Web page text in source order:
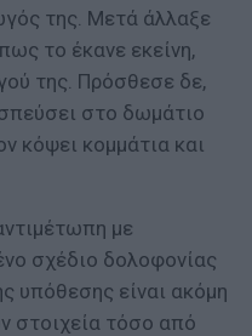
της. Μετά άλλαξε
το έκανε εκείνη,
της. Πρόσθεσε δε,
στο δωμάτιο
κόψει κομμάτια και
με
σχέδιο δολοφονίας
υπόθεσης είναι ακόμη
στοιχεία τόσο από